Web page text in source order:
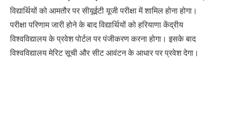
विद्यार्थियों को आमतौर पर सीयूईटी यूजी परीक्षा में शामिल होना होगा।
परीक्षा परिणाम जारी होने के बाद विद्यार्थियों को हरियाणा केंद्रीय
विश्वविद्यालय के प्रवेश पोर्टल पर पंजीकरण करना होगा। इसके बाद
विश्वविद्यालय मेरिट सूची और सीट आवंटन के आधार पर प्रवेश देगा।